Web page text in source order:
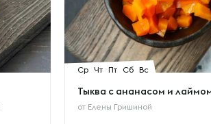
Ср Чт Пт Сб Вс
Тыква с ананасом и
от Елены Гришиной